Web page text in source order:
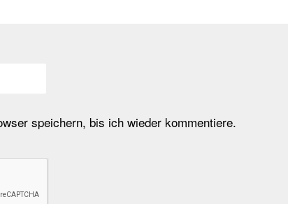
speichern, bis ich wieder kommentiere.